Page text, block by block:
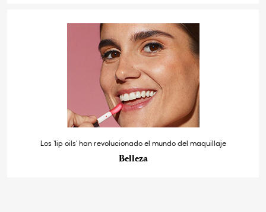
Los ‘lip oils’ han revolucionado el mundo del maquillaje
Belleza